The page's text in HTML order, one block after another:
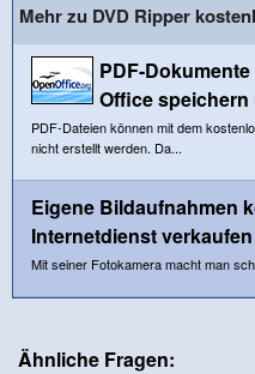
Mehr zu DVD Ripper
PDF-
Office
PDF-Dateien können mit dem
nicht erstellt werden. Da...
Eigene Bildaufnahmen
Internetdienst verkaufen
Mit seiner Fotokamera macht man
Ähnliche Fragen: